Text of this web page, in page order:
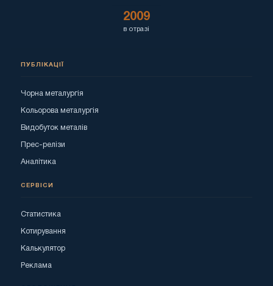
2009
в отразі
ПУБЛІКАЦІЇ
Чорна металургія
Кольорова металургія
Видобуток металів
Прес-релізи
Аналітика
СЕРВІСИ
Статистика
Котирування
Калькулятор
Реклама